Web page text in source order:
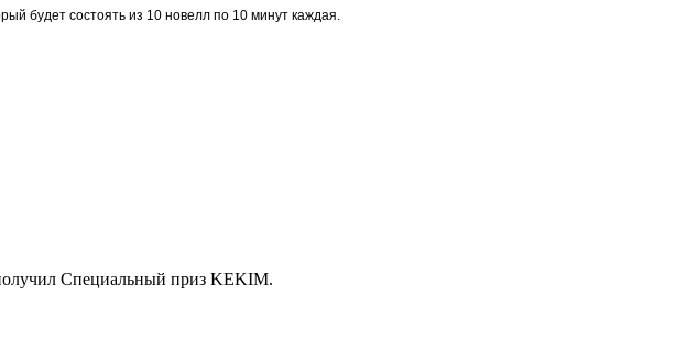
будет состоять из 10 новелл по 10 минут каждая.
Специальный приз KEKIM.